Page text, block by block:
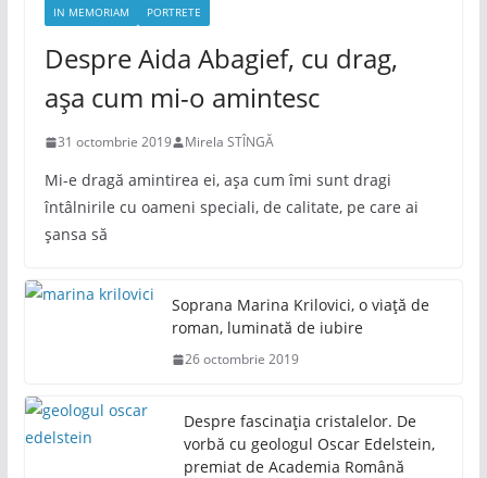
IN MEMORIAM PORTRETE
Despre Aida Abagief, cu drag,
așa cum mi-o amintesc
31 octombrie 2019 Mirela STÎNGĂ
Mi-e dragă amintirea ei, așa cum îmi sunt dragi
întâlnirile cu oameni speciali, de calitate, pe care ai
șansa să
Soprana Marina Krilovici, o viață de
roman, luminată de iubire
26 octombrie 2019
Despre fascinația cristalelor. De
vorbă cu geologul Oscar Edelstein,
premiat de Academia Română